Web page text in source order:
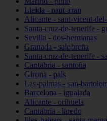
Lleida - naut-aran
Alicante - sant-vicent-
Santa-cruz-de-tenerife -
Sevilla - dos-hermanas
Granada - salobreña
Santa-cruz-de-tenerife -
Cantabria - santoña
Girona - pals
Las-palmas - san-
Barcelona - igualada
Alicante - orihuela
Cantabria - laredo